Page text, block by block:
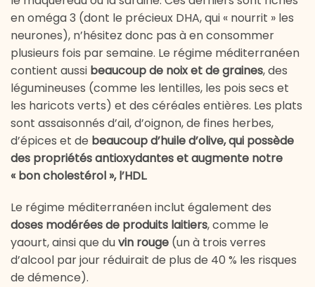
en oméga 3 (dont le précieux DHA, qui « nourrit » les
neurones), n’hésitez donc pas à en consommer
plusieurs fois par semaine. Le régime méditerranéen
contient aussi beaucoup de noix et de graines, des
légumineuses (comme les lentilles, les pois secs et
les haricots verts) et des céréales entières. Les plats
sont assaisonnés d’ail, d’oignon, de fines herbes,
d’épices et de beaucoup d’huile d’olive, qui possède
des propriétés antioxydantes et augmente notre
« bon cholestérol », l’HDL.
Le régime méditerranéen inclut également des
doses modérées de produits laitiers, comme le
yaourt, ainsi que duvin rouge (un à trois verres
d’alcool par jour réduirait de plus de 40 % les risques
de démence).